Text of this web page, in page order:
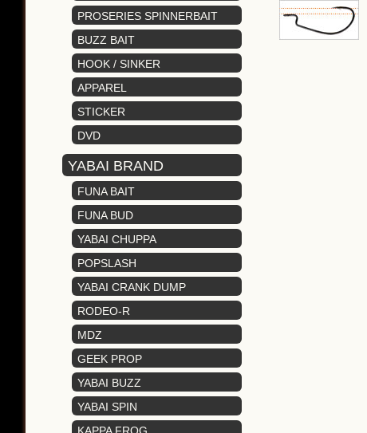
ソルトウォーター
PROSERIES SPINNERBAIT
スピナーベイト
BUZZ BAIT
バズベイト
HOOK / SINKER
フック/シンカー
APPAREL
アパレル
STICKER
ステッカー
DVD
ＤＶＤ
YABAI BRAND
ヤバイブランド
FUNA BAIT
フナベイト
FUNA BUD
フナバド
YABAI CHUPPA
ヤバイチュッパ
POPSLASH
ポップスラッシュ
YABAI CRANK DUMP
ヤバイクランクダンプ
RODEO-R
ロデオＲ
MDZ
ＭＤＺ
GEEK PROP
ギークプロップ
YABAI BUZZ
ヤバイ バズ
YABAI SPIN
ヤバイスピン